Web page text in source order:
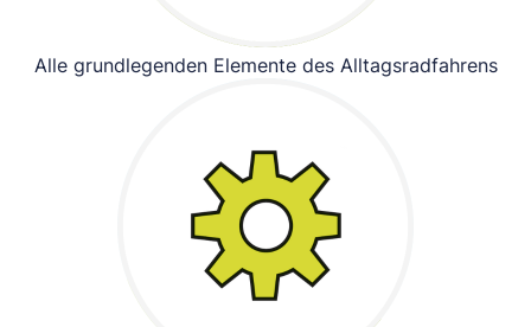
Alle grundlegenden Elemente des Alltagsradfahrens